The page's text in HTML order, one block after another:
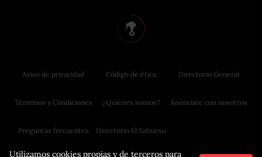
Utilizamos cookies propias y de terceros para
Aviso de privacidad
Términos y Condiciones
Preguntas frecuentes
Código de ética
¿Quiénes somos?
Directorio El Sabueso
Directorio General
Anúnciate con nosotros